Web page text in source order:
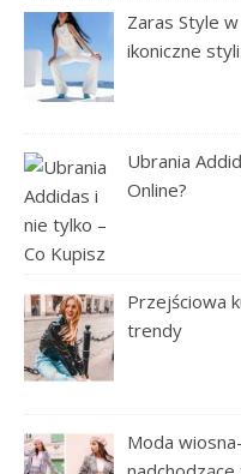
Zaras Style
ikoniczne
Ubrania
Online?
Przejściowa
trendy
Moda